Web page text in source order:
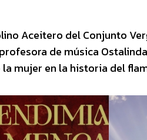
Aceitero del Conjunto
de música
mujer en la historia del